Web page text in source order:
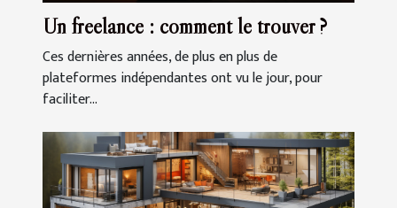
Un freelance : comment le trouver ?
Ces dernières années, de plus en plus de
plateformes indépendantes ont vu le jour, pour
faciliter...